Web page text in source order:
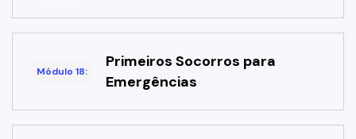
Módulo 18:
Primeiros Socorros para
Emergências